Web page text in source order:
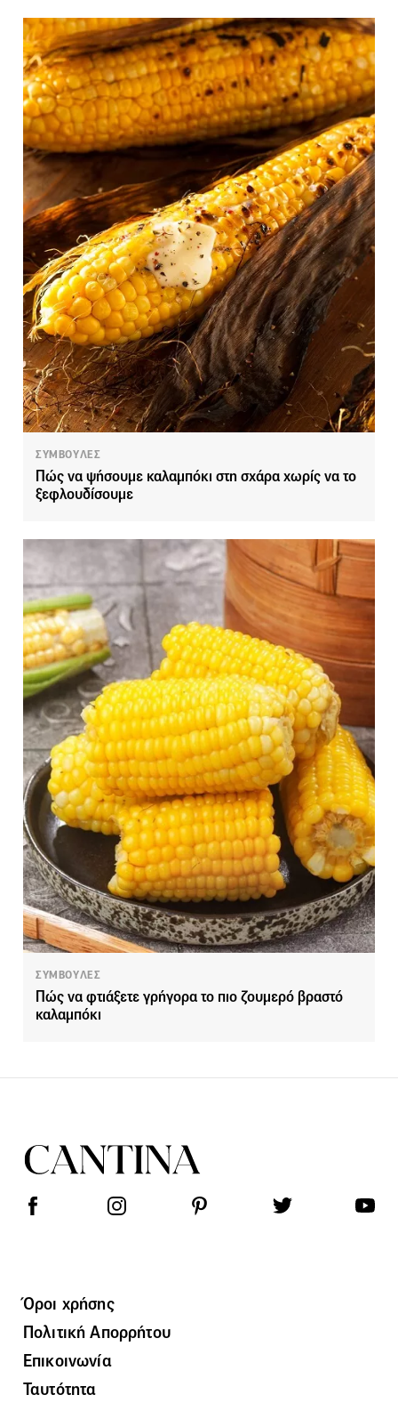
ΣΥΜΒΟΥΛΕΣ
Πώς να ψήσουμε καλαμπόκι στη σχάρα χωρίς να το
ξεφλουδίσουμε
ΣΥΜΒΟΥΛΕΣ
Πώς να φτιάξετε γρήγορα το πιο ζουμερό βραστό
καλαμπόκι
Όροι χρήσης
Πολιτική Απορρήτου
Επικοινωνία
Ταυτότητα